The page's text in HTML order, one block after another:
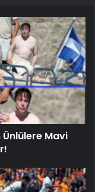
Ünlülere Mavi